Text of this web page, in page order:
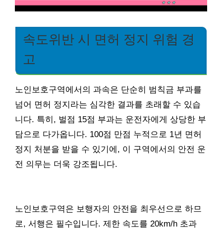
속도위반 시 면허 정지 위험 경
고
노인보호구역에서의 과속은 단순히 범칙금 부과를
넘어 면허 정지라는 심각한 결과를 초래할 수 있습
니다. 특히, 벌점 15점 부과는 운전자에게 상당한 부
담으로 다가옵니다. 100점 만점 누적으로 1년 면허
정지 처분을 받을 수 있기에, 이 구역에서의 안전 운
전 의무는 더욱 강조됩니다.
노인보호구역은 보행자의 안전을 최우선으로 하므
로, 서행은 필수입니다. 제한 속도를 20km/h 초과